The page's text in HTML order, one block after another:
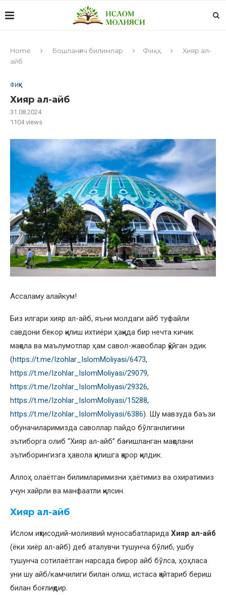
Home Бошланғич билимлар Фиқҳ
Хияр ал-
айб
ФИҚҲ
Хияр ал-айб
31.08.2024
1104views
Ассаламу алайкум!
Биз илгари хияр ал-айб, яъни молдаги айб туфайли
савдони бекор қилиш ихтиёри ҳақида бир нечта кичик
мақола ва маълумотлар ҳам савол-жавоблар қўйган эдик
(https://t.me/Izohlar_IslomMoliyasi/6473,
https://t.me/Izohlar_IslomMoliyasi/29079,
https://t.me/Izohlar_IslomMoliyasi/29326,
https://t.me/Izohlar_IslomMoliyasi/15288,
https://t.me/Izohlar_IslomMoliyasi/6386). Шу мавзуда баъзи
обуначиларимизда саволлар пайдо бўлганлигини
эътиборга олиб “Хияр ал-айб” бағишланган мақолани
эътиборингизга ҳавола қилишга қарор қилдик.
Аллоҳ олаётган билимларимизни ҳаётимиз ва охиратимиз
учун хайрли ва манфаатли қилсин.
Хияр ал-айб
Ислом иқтисодий-молиявий муносабатларида Хияр ал-айб
(ёки хиёр ал-айб) деб аталувчи тушунча бўлиб, ушбу
тушунча сотилаётган нарсада бирор айб бўлса, ҳоҳласа
уни шу айб/камчилиги билан олиш, истаса қайтариб бериш
билан боғлиқдир.